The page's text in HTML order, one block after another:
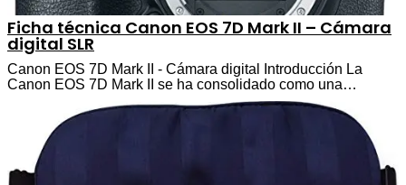
Ficha técnica Canon EOS 7D Mark II – Cámara
digital SLR
Canon EOS 7D Mark II - Cámara digital Introducción La
Canon EOS 7D Mark II se ha consolidado como una…